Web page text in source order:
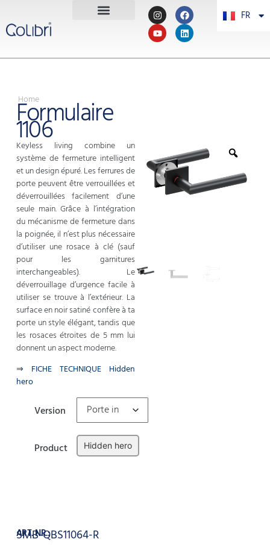
FR
PT
Home
Formulaire
1106
Keyless living combine un
système de fermeture intelligent
et un design épuré. Les ferrures de
porte peuvent être verrouillées et
déverrouillées facilement d’une
seule main. Grâce à l’intégration
du mécanisme de fermeture dans
la poignée, il n’est plus nécessaire
d’utiliser une rosace à clé (sauf
pour les garnitures
interchangeables). Le
déverrouillage d’urgence facile à
utiliser se trouve à l’extérieur. La
surface en noir satiné confère à ta
porte un style élégant, tandis que
les rosaces étroites de 5 mm lui
donnent un aspect moderne.
⇒ FICHE TECHNIQUE Hidden
hero
Version
Product Hidden hero
ART. NR.:
SMB-QBS11064-R